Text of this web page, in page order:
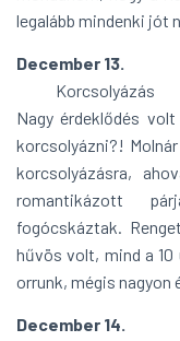
legalább mindenki jót
December 13.
Korcsolyázás
Nagy érdeklődés
korcsolyázni?!
korcsolyázásra,
romantikázott
fogócskáztak.
hűvös volt, mind a
orrunk, mégis nagyon
December 14.